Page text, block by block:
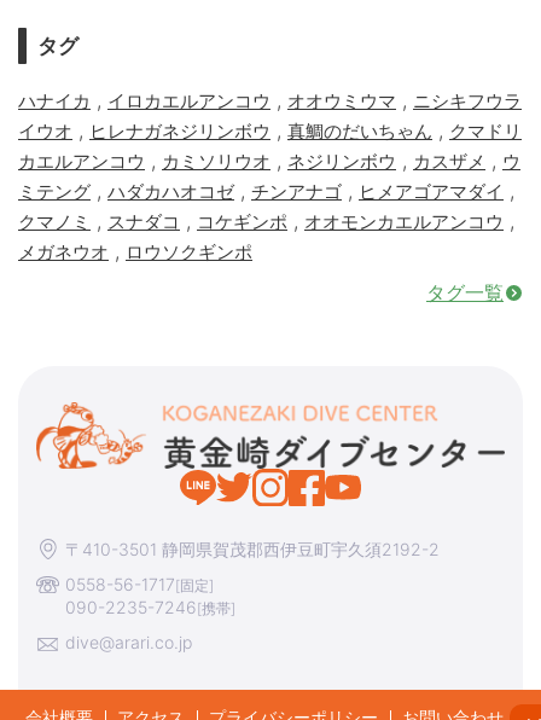
タグ
ハナイカ , イロカエルアンコウ , オオウミウマ , ニシキフウラ
イウオ , ヒレナガネジリンボウ , 真鯛のだいちゃん , クマドリ
カエルアンコウ , カミソリウオ , ネジリンボウ , カスザメ , ウ
ミテング , ハダカハオコゼ, チンアナゴ , ヒメアゴアマダイ ,
クマノミ , スナダコ , コケギンポ , オオモンカエルアンコウ ,
メガネウオ , ロウソクギンポ
タグ一覧
〒410-3501 静岡県賀茂郡西伊豆町宇久須2192-2
0558-56-1717[固定]
090-2235-7246[携帯]
dive@arari.co.jp